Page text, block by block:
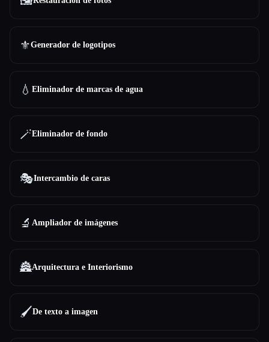
⚜️Generador de logotipos
💧 Eliminador de marcas de agua
🪄Eliminador de fondo
🎭Intercambio de caras
🔬 Ampliador de imágenes
🏯Arquitectura e Interiorismo
🖌️De texto a imagen